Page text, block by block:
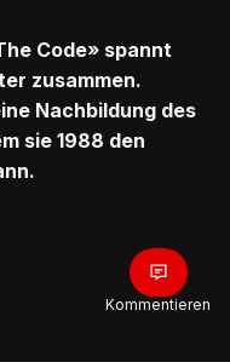
Code» spannt
zusammen.
Nachbildung des
sie 1988 den
Kommentieren